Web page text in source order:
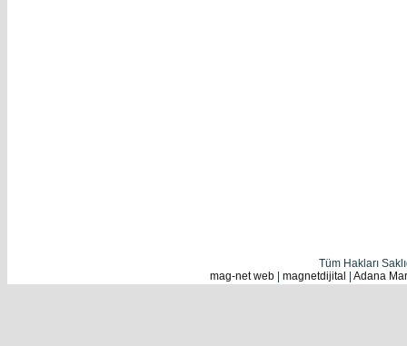
Tüm Hakları
mag-net web
magnetdijital Adana